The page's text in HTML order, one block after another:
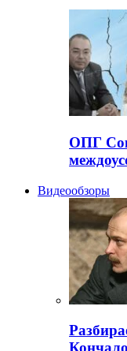
ОПГ
Видеообзоры